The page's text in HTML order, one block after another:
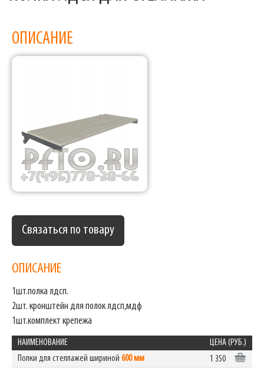
ОПИСАНИЕ
Связаться по товару
ОПИСАНИЕ
1шт.полка лдсп.
2шт. кронштейн для полок лдсп,мдф
1шт.комплект крепежа
НАИМЕНОВАНИЕ
ЦЕНА (РУБ.)
Полки для стеллажей шириной 600 мм
1 350